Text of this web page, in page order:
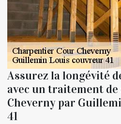
Assurez la longévité
avec un traitement
Cheverny par
41